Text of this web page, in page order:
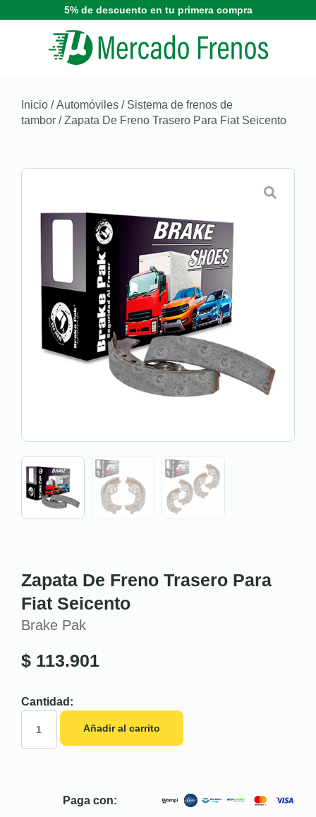
5% de descuento en tu primera compra
Inicio /Automóviles / Sistema de frenos de
tambor / Zapata De Freno Trasero Para Fiat Seicento
Zapata De Freno Trasero Para
Fiat Seicento
Brake Pak
$ 113.901
Cantidad:
Añadir al carrito
Paga con: